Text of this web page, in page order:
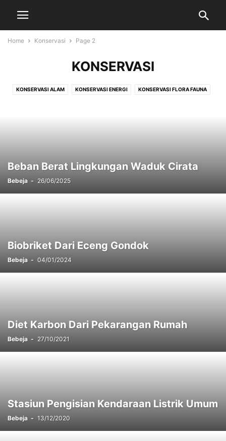
Home Konservasi Page 2
KONSERVASI
KONSERVASI ALAM KONSERVASI ENERGI KONSERVASI FLORA FAUNA
Beban Berat Lingkungan Waduk Cirata
Bebeja - 26/06/2025
Biobriket Dari Eceng Gondok
Bebeja - 04/01/2024
Diet Karbon Dari Pekarangan Rumah
Bebeja - 27/10/2021
Stasiun Pengisian Kendaraan Listrik Umum
Bebeja - 13/12/2020